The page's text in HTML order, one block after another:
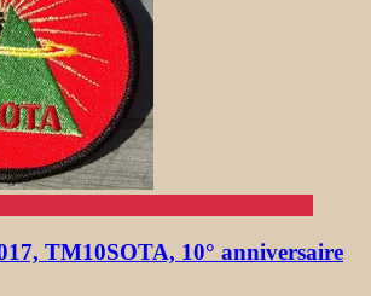
TM10SOTA, 10° anniversaire